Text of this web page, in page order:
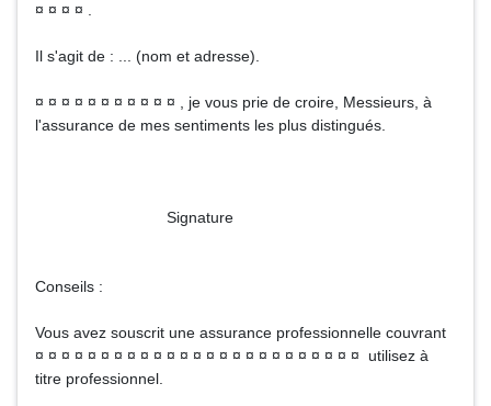
¤ ¤ ¤ ¤ .
Il s'agit de : ... (nom et adresse).
¤ ¤ ¤ ¤ ¤ ¤ ¤ ¤ ¤ ¤ ¤ , je vous prie de croire, Messieurs, à
l'assurance de mes sentiments les plus distingués.
Signature
Conseils :
Vous avez souscrit une assurance professionnelle couvrant
¤ ¤ ¤ ¤ ¤ ¤ ¤ ¤ ¤ ¤ ¤ ¤ ¤ ¤ ¤ ¤ ¤ ¤ ¤ ¤ ¤ ¤ ¤ ¤ ¤ utilisez à
titre professionnel.